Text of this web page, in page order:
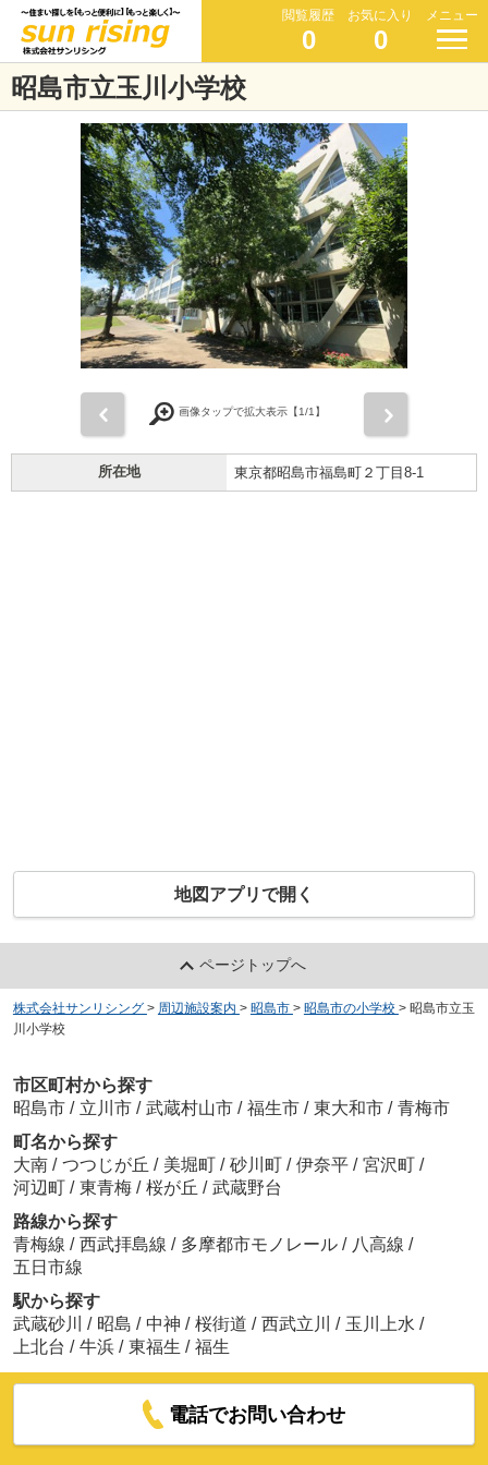
閲覧履歴
0
お気に入り
0
メニュー
昭島市立玉川小学校
画像タップで拡大表示【1/1】
所在地 東京都昭島市福島町２丁目8-1
地図アプリで開く
ページトップへ
株式会社サンリシング > 周辺施設案内 > 昭島市 > 昭島市の小学校 > 昭島市立玉
川小学校
市区町村から探す
昭島市 / 立川市 / 武蔵村山市 / 福生市 / 東大和市 / 青梅市
町名から探す
大南 / つつじが丘 / 美堀町 / 砂川町 / 伊奈平 / 宮沢町 /
河辺町 / 東青梅 / 桜が丘 / 武蔵野台
路線から探す
青梅線 / 西武拝島線 / 多摩都市モノレール / 八高線 /
五日市線
駅から探す
武蔵砂川
/ 昭島 / 中神 / 桜街道 / 西武立川 / 玉川上水 /
上北台 / 牛浜 / 東福生 / 福生
電話でお問い合わせ